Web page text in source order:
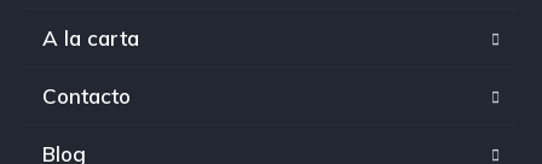
A la carta
Contacto
Blog